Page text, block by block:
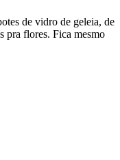
de vidro de geleia, de
pra flores. Fica mesmo